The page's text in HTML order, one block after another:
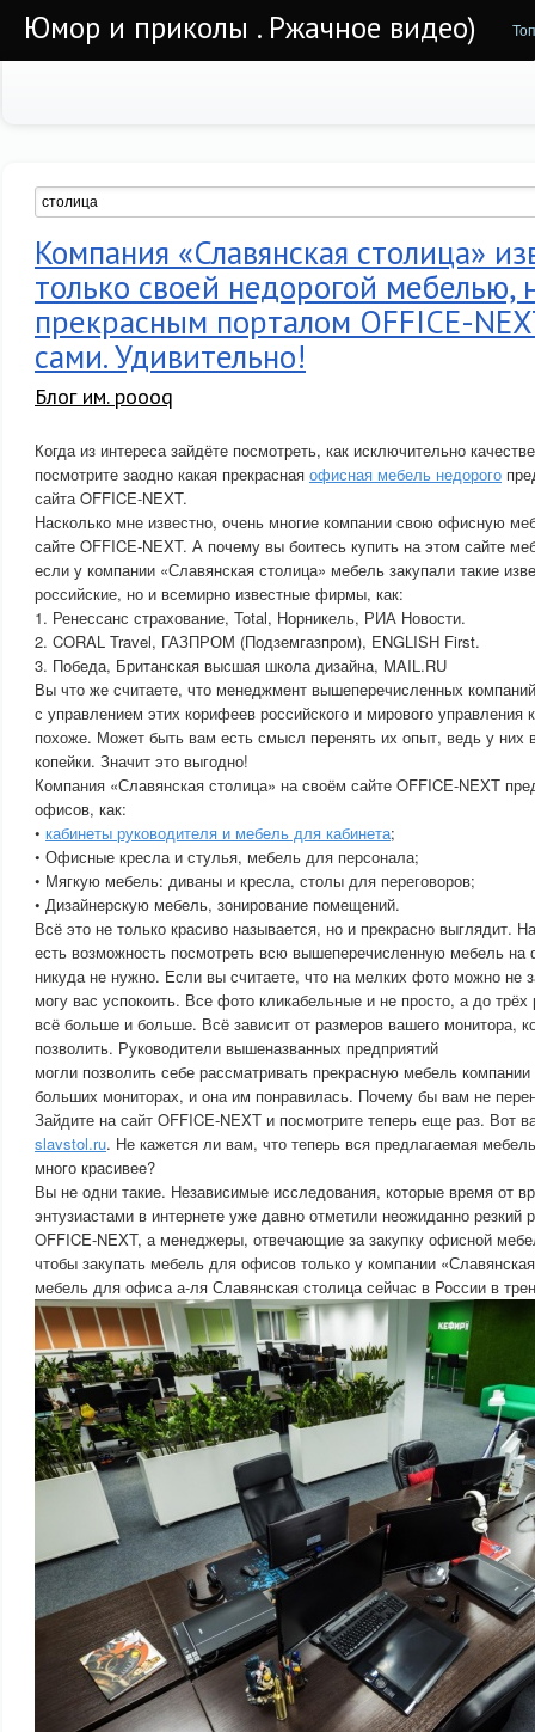
Юмор и приколы . Ржачное видео)
Компания «Славянская столица»
только своей недорогой мебелью,
прекрасным порталом OFFICE-
сами. Удивительно!
Блог им. poooq
Когда из интереса зайдёте посмотреть, как исключительно
посмотрите заодно какая прекрасная офисная мебель недорого
сайта OFFICE-NEXT.
Насколько мне известно, очень многие компании свою офисную
сайте OFFICE-NEXT. А почему вы боитесь купить на этом сайте
если у компании «Славянская столица» мебель закупали такие
российские, но и всемирно известные фирмы, как:
1. Ренессанс страхование, Total, Норникель, РИА Новости.
2. CORAL Travel, ГАЗПРОМ (Подземгазпром), ENGLISH First.
3. Победа, Британская высшая школа дизайна, MAIL.RU
Вы что же считаете, что менеджмент вышеперечисленных
с управлением этих корифеев российского и мирового управления
похоже. Может быть вам есть смысл перенять их опыт, ведь у них
копейки. Значит это выгодно!
Компания «Славянская столица» на своём сайте OFFICE-NEXT
офисов, как:
• кабинеты руководителя и мебель для кабинета;
• Офисные кресла и стулья, мебель для персонала;
• Мягкую мебель: диваны и кресла, столы для переговоров;
• Дизайнерскую мебель, зонирование помещений.
Всё это не только красиво называется, но и прекрасно выглядит.
есть возможность посмотреть всю вышеперечисленную мебель
никуда не нужно. Если вы считаете, что на мелких фото можно не
могу вас успокоить. Все фото кликабельные и не просто, а до
всё больше и больше. Всё зависит от размеров вашего монитора,
позволить. Руководители вышеназванных предприятий
могли позволить себе рассматривать прекрасную мебель
больших мониторах, и она им понравилась. Почему бы вам не
Зайдите на сайт OFFICE-NEXT и посмотрите теперь еще раз. Вот
slavstol.ru. Не кажется ли вам, что теперь вся предлагаемая
много красивее?
Вы не одни такие. Независимые исследования, которые время от
энтузиастами в интернете уже давно отметили неожиданно резкий
OFFICE-NEXT, а менеджеры, отвечающие за закупку офисной
чтобы закупать мебель для офисов только у компании
мебель для офиса а-ля Славянская столица сейчас в России в